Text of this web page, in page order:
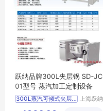
跃纳品牌300L夹层锅 SD-JC
01型号 蒸汽加工定制设备
300L蒸汽可倾式夹层锅 上海跃纳